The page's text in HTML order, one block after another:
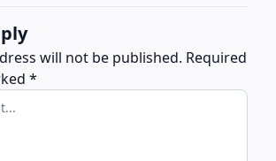
will not be published. Required
*